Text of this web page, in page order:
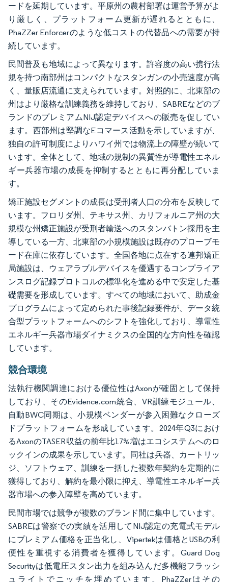
ードを延期しています。平原州の農村部署は運営予算がよ
り厳しく、プラットフォーム更新が遅れるとともに、
PhaZZer Enforcerのような低コストの代替品への需要が持
続しています。
民間普及も地域によって異なります。許容度の高い携行法
規を持つ南部州はコンパクトなスタンガンの小売速度が高
く、量販店流通に支えられています。対照的に、北東部の
州はより厳格な訓練義務を維持しており、SABREなどのブ
ランドのプレミアムNIJ認定デバイスへの販売を促してい
ます。西部州は堅調なEコマース活動を示していますが、
独自の許可制度によりハワイ州では物流上の障壁が続いて
います。全体として、地域の規制の異質性が導電性エネル
ギー兵器市場の成長を抑制するとともに再分配していま
す。
矯正施設セグメントの成長は受刑者人口の分布を反映して
います。フロリダ州、テキサス州、カリフォルニア州の大
規模な州矯正施設が受刑者輸送へのスタンバトン採用を主
導している一方、北東部の小規模施設は既存のプローブモ
ード在庫に依存しています。全国各地に点在する連邦矯正
局施設は、ウェアラブルデバイスを優遇するコンプライア
ンスログ記録プロトコルの標準化を進める中で安定した基
礎需要を形成しています。すべての地域において、助成金
プログラムによって定められた事後記録要件が、データ統
合型プラットフォームへのシフトを強化しており、導電性
エネルギー兵器市場ダイナミクスの全国的な方向性を確認
しています。
競合環境
法執行機関調達における優位性はAxonが確固として保持
しており、そのEvidence.com統合、VR訓練モジュール、
自動BWC同期は、小規模ベンダーが参入困難なクローズ
ドプラットフォームを形成しています。2024年Q3におけ
るAxonのTASER収益の前年比17%増はエコシステムへのロ
ックインの成果を示しています。同社は兵器、カートリッ
ジ、ソフトウェア、訓練を一括した複数年契約を定期的に
獲得しており、解約を最小限に抑え、導電性エネルギー兵
器市場への参入障壁を高めています。
民間市場では競争が複数のブランド間に集中しています。
SABREは警察での実績を活用してNIJ認定の充電式モデル
にプレミアム価格を正当化し、Vipertekは価格とUSBの利
便性を重視する消費者を獲得しています。Guard Dog
Securityは低電圧スタン出力を組み込んだ多機能フラッシ
ュライトでニッチを埋めています。PhaZZerはその